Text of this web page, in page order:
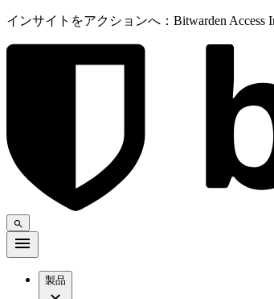
インサイトをアクションへ：Bitwarden Access
製品